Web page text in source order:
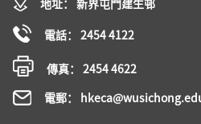
地址： 新界屯門建生邨
電話： 2454 4122
傳真： 2454 4622
電郵：